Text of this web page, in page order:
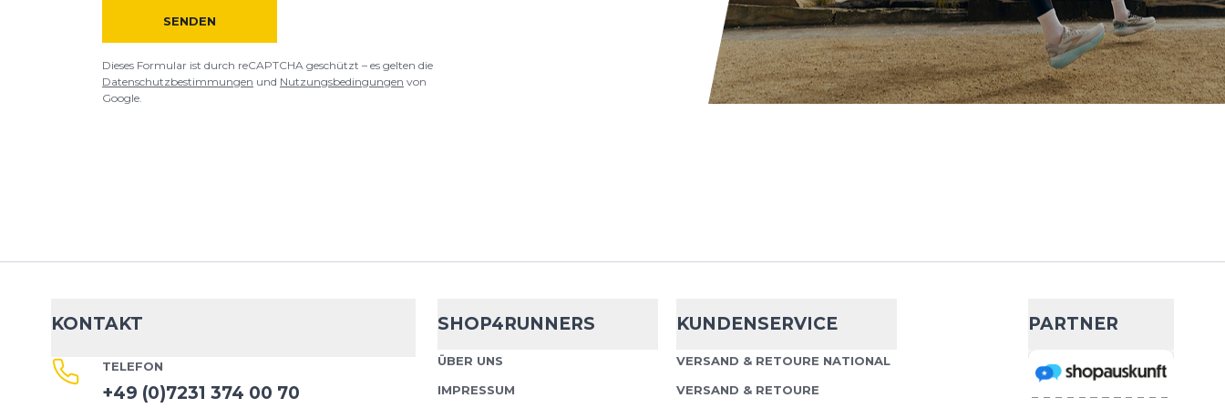
Bauerfeind Sports
Compression Knee Support
- 20 %
35,99 € 44,90 €
Compression Knee Support
39,99 €
44,90 €
Ein gutes Gefühl für Deine Top-Performance! Die
Wähle deine Größe
SENDEN
Dieses Formular ist durch reCAPTCHA geschützt – es gelten die
Datenschutzbestimmungen und Nutzungsbedingungen von
Google.
KONTAKT
TELEFON
+49 (0)7231 374 00 70
SHOP4RUNNERS
ÜBER UNS
IMPRESSUM
KUNDENSERVICE
VERSAND & RETOURE NATIONAL
VERSAND & RETOURE
PARTNER